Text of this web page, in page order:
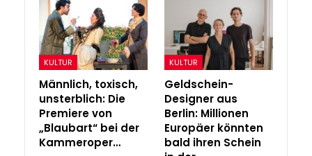
KULTUR
Männlich, toxisch,
unsterblich: Die
Premiere von
„Blaubart“ bei der
Kammeroper…
KULTUR
Geldschein-
Designer aus
Berlin: Millionen
Europäer könnten
bald ihren Schein